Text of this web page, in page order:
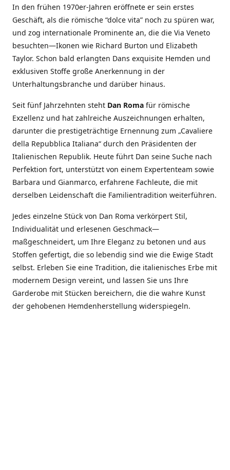
In den frühen 1970er-Jahren eröffnete er sein erstes
Geschäft, als die römische “dolce vita” noch zu spüren war,
und zog internationale Prominente an, die die Via Veneto
besuchten—Ikonen wie Richard Burton und Elizabeth
Taylor. Schon bald erlangten Dans exquisite Hemden und
exklusiven Stoffe große Anerkennung in der
Unterhaltungsbranche und darüber hinaus.
Seit fünf Jahrzehnten steht Dan Roma für römische
Exzellenz und hat zahlreiche Auszeichnungen erhalten,
darunter die prestigeträchtige Ernennung zum „Cavaliere
della Repubblica Italiana“ durch den Präsidenten der
Italienischen Republik. Heute führt Dan seine Suche nach
Perfektion fort, unterstützt von einem Expertenteam sowie
Barbara und Gianmarco, erfahrene Fachleute, die mit
derselben Leidenschaft die Familientradition weiterführen.
Jedes einzelne Stück von Dan Roma verkörpert Stil,
Individualität und erlesenen Geschmack—
maßgeschneidert, um Ihre Eleganz zu betonen und aus
Stoffen gefertigt, die so lebendig sind wie die Ewige Stadt
selbst. Erleben Sie eine Tradition, die italienisches Erbe mit
modernem Design vereint, und lassen Sie uns Ihre
Garderobe mit Stücken bereichern, die die wahre Kunst
der gehobenen Hemdenherstellung widerspiegeln.